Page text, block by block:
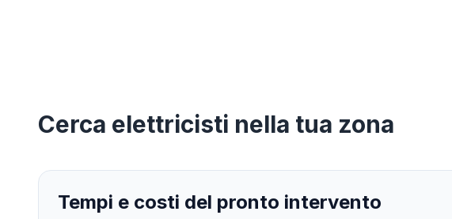
Cerca elettricisti nella tua zona
Tempi e costi del pronto intervento